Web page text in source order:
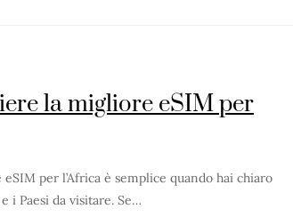
la migliore eSIM per
per l’Africa è semplice quando hai chiaro
i Paesi da visitare. Se…